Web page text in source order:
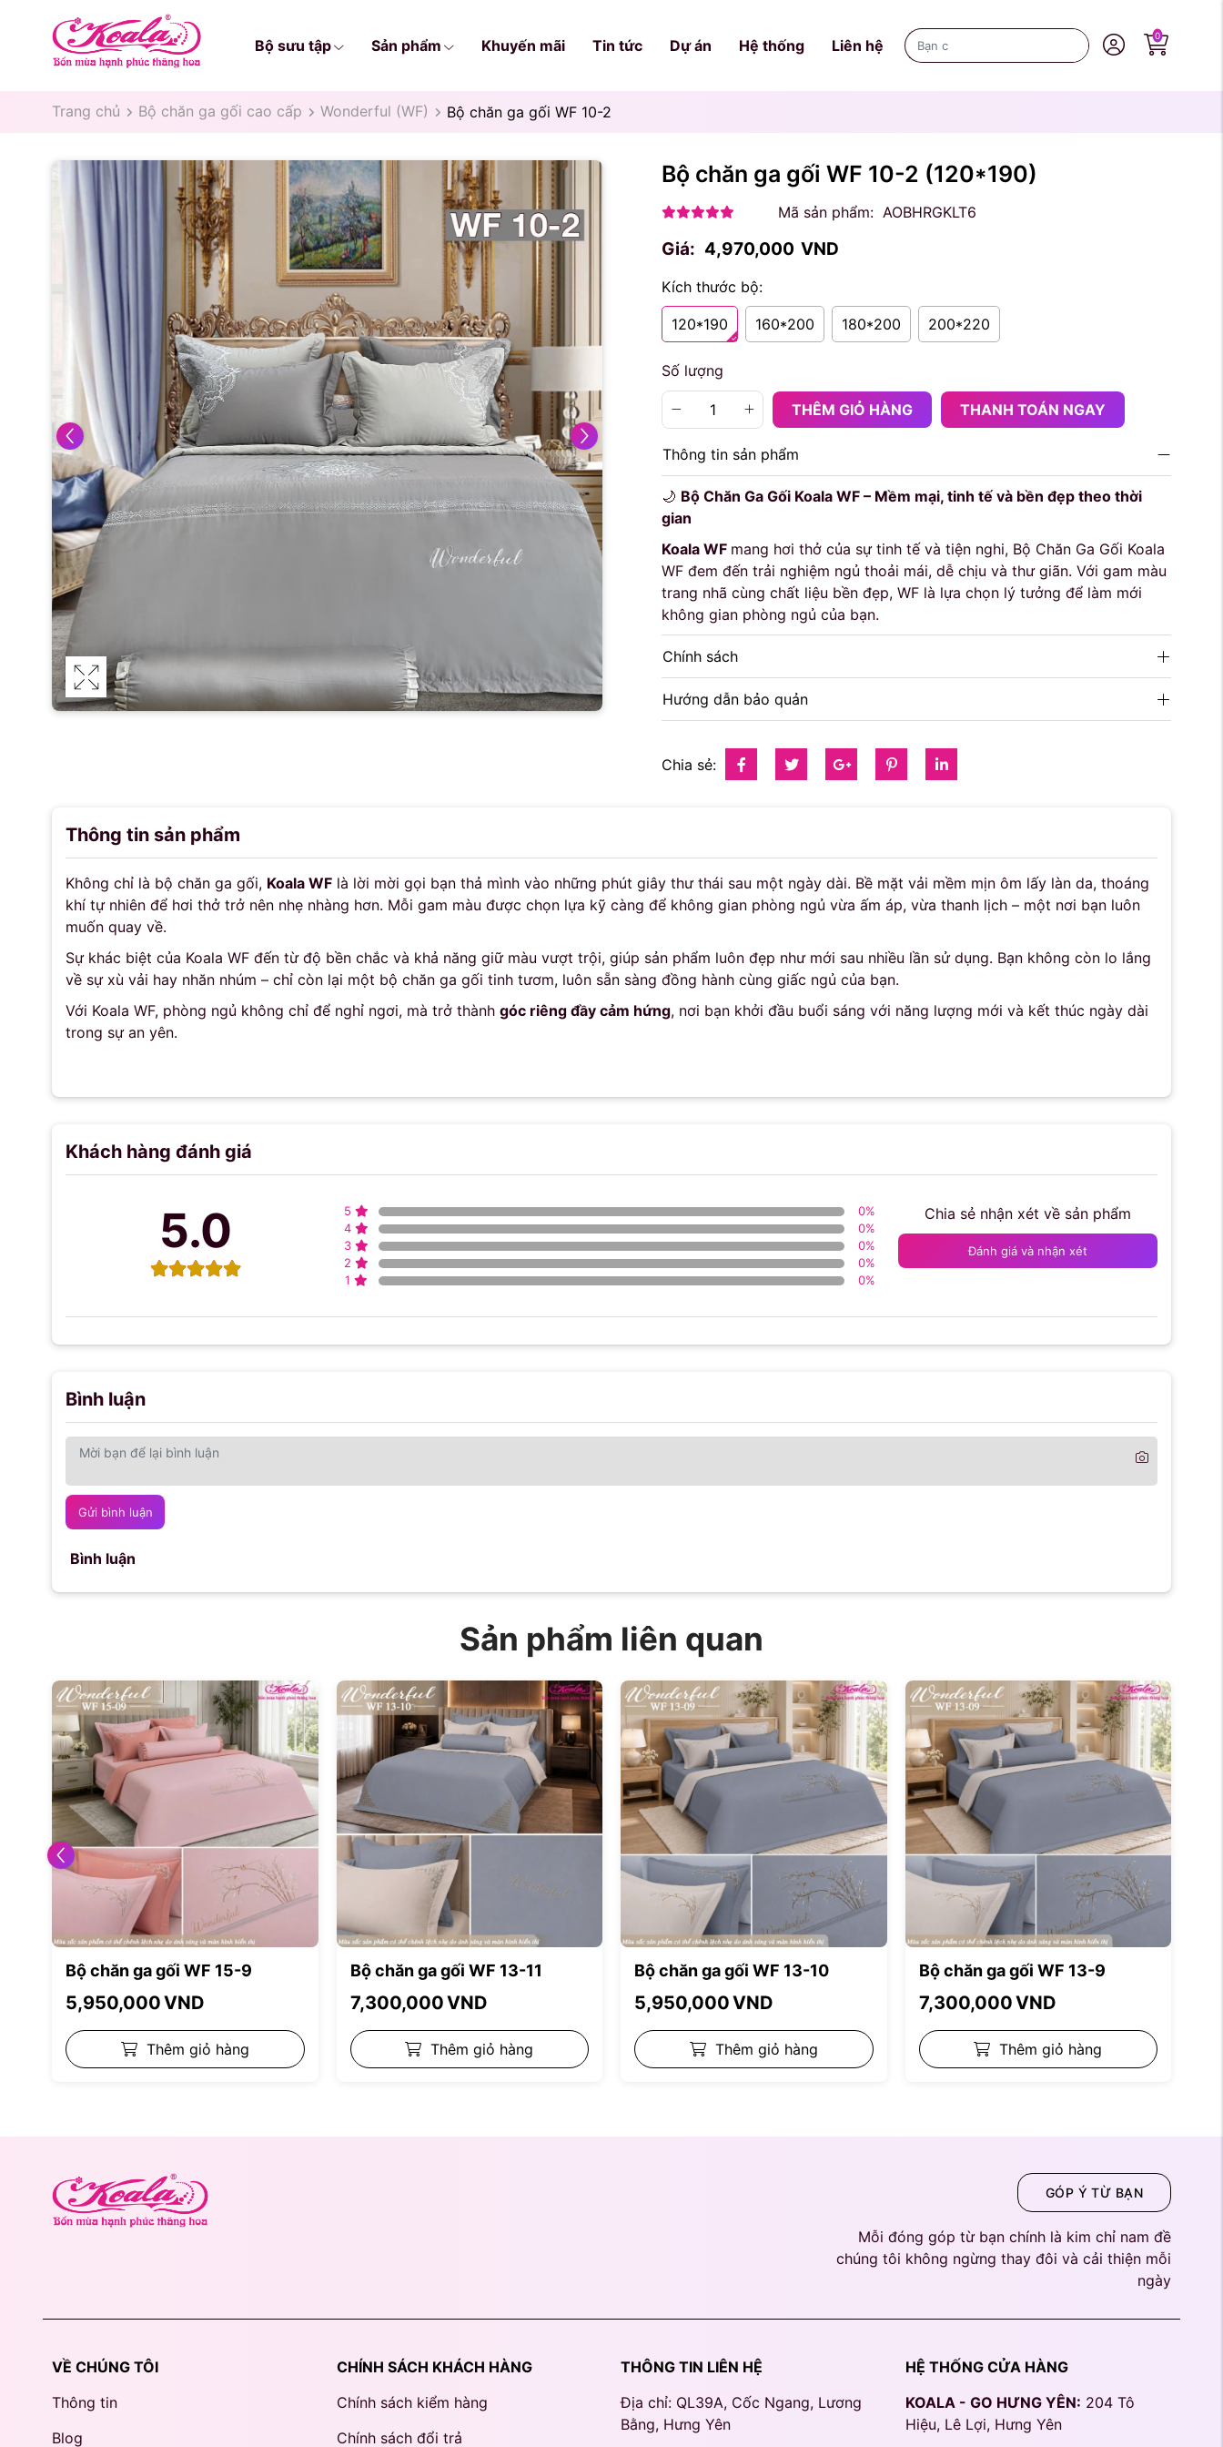
Bộ sưu tập Sản phẩm Khuyến mãi Tin tức Dự án Hệ thống Liên hệ
0
Trang chủ Bộ chăn ga gối cao cấp Wonderful (WF) Bộ chăn ga gối WF 10-2
Bộ chăn ga gối WF 10-2 (120*190)
Mã sản phẩm: AOBHRGKLT6
Giá: 4,970,000 VND
Kích thước bộ:
120*190 160*200 180*200 200*220
Số lượng
THÊM GIỎ HÀNG THANH TOÁN NGAY
Thông tin sản phẩm
🌙 Bộ Chăn Ga Gối Koala WF – Mềm mại, tinh tế và bền đẹp theo thời
gian
Koala WF mang hơi thở của sự tinh tế và tiện nghi, Bộ Chăn Ga Gối Koala
WF đem đến trải nghiệm ngủ thoải mái, dễ chịu và thư giãn. Với gam màu
trang nhã cùng chất liệu bền đẹp, WF là lựa chọn lý tưởng để làm mới
không gian phòng ngủ của bạn.
Chính sách
Hướng dẫn bảo quản
Chia sẻ:
Thông tin sản phẩm
Không chỉ là bộ chăn ga gối, Koala WF là lời mời gọi bạn thả mình vào những phút giây thư thái sau một ngày dài. Bề mặt vải mềm mịn ôm lấy làn da, thoáng
khí tự nhiên để hơi thở trở nên nhẹ nhàng hơn. Mỗi gam màu được chọn lựa kỹ càng để không gian phòng ngủ vừa ấm áp, vừa thanh lịch – một nơi bạn luôn
muốn quay về.
Sự khác biệt của Koala WF đến từ độ bền chắc và khả năng giữ màu vượt trội, giúp sản phẩm luôn đẹp như mới sau nhiều lần sử dụng. Bạn không còn lo lắng
về sự xù vải hay nhăn nhúm – chỉ còn lại một bộ chăn ga gối tinh tươm, luôn sẵn sàng đồng hành cùng giấc ngủ của bạn.
Với Koala WF, phòng ngủ không chỉ để nghỉ ngơi, mà trở thành góc riêng đầy cảm hứng, nơi bạn khởi đầu buổi sáng với năng lượng mới và kết thúc ngày dài
trong sự an yên.
Khách hàng đánh giá
5.0 5 0%
4
0%
3
0%
2
0%
1
0%
Chia sẻ nhận xét về sản phẩm
Đánh giá và nhận xét
Bình luận
Gửi bình luận
Bình luận
Sản phẩm liên quan
Bộ chăn ga gối WF 15-9
5,950,000VND
Thêm giỏ hàng
Bộ chăn ga gối WF 13-11
7,300,000VND
Thêm giỏ hàng
Bộ chăn ga gối WF 13-10
5,950,000VND
Thêm giỏ hàng
Bộ chăn ga gối WF 13-9
7,300,000VND
Thêm giỏ hàng
GÓP Ý TỪ BẠN
Mỗi đóng góp từ bạn chính là kim chỉ nam đề
chúng tôi không ngừng thay đôi và cải thiện mỗi
ngày
VỀ CHÚNG TÔI
Thông tin
Blog
CHÍNH SÁCH KHÁCH HÀNG
Chính sách kiểm hàng
Chính sách đổi trả
THÔNG TIN LIÊN HỆ
Địa chỉ: QL39A, Cốc Ngang, Lương
Bằng, Hưng Yên
HỆ THỐNG CỬA HÀNG
KOALA - GO HƯNG YÊN: 204 Tô
Hiệu, Lê Lợi, Hưng Yên